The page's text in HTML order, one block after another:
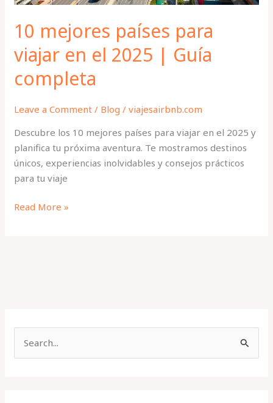
10 mejores países para
viajar en el 2025 | Guía
completa
Leave a Comment / Blog /viajesairbnb.com
Descubre los 10 mejores países para viajar en el 2025 y
planifica tu próxima aventura. Te mostramos destinos
únicos, experiencias inolvidables y consejos prácticos
para tu viaje
Guía
completa
Read More »